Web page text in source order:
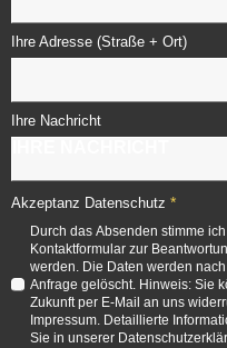
Ihre Adresse (Straße + Ort)
Ihre Nachricht
Akzeptanz Datenschutz *
Durch das Absenden stimme
Kontaktformular zur
werden. Die Daten werden
Anfrage gelöscht. Hinweis: Sie
Zukunft per E-Mail an uns
Impressum. Detaillierte
Sie in unserer